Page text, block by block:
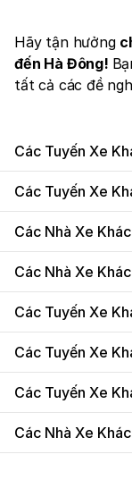
Hãy tận hưởng
đến Hà Đông!
tất cả các đề
Các Tuyến Xe
Các Tuyến Xe
Các Nhà Xe
Các Nhà Xe
Các Tuyến Xe
Các Tuyến Xe
Các Tuyến Xe
Các Nhà Xe